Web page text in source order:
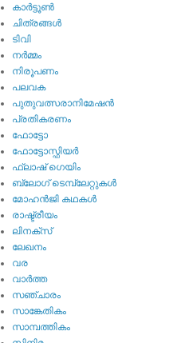
കാര്‍ട്ടൂണ്‍
ചിത്രങ്ങള്‍
ടിവി
നര്‍മ്മം
നിരൂപണം
പലവക
പുതുവത്സരാനിമേഷന്‍
പ്രതികരണം
ഫോട്ടോ
ഫോട്ടോസ്ഫിയര്‍
ഫ്ലാഷ്‌ ഗെയിം
ബ്ലോഗ് ടെമ്പ്ലേറ്റുകള്‍
മോഹന്‍ജി കഥകള്‍
രാഷ്ട്രീയം
ലിനക്സ്
ലേഖനം
വര
വാര്‍ത്ത
സഞ്ചാരം
സാങ്കേതികം
സാമ്പത്തികം